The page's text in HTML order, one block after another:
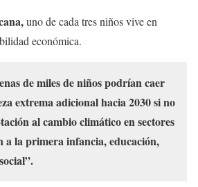
uno de cada tres niños vive en
económica.
de miles de niños podrían caer
extrema adicional hacia 2030 si no
al cambio climático en sectores
a la primera infancia, educación,